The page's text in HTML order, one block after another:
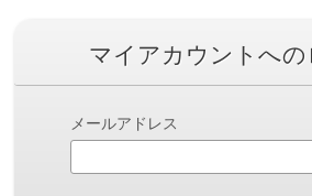
マイアカウントへの
メールアドレス